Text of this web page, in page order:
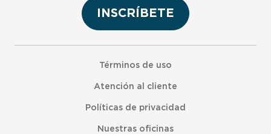
INSCRÍBETE
Términos de uso
Atención al cliente
Políticas de privacidad
Nuestras oficinas